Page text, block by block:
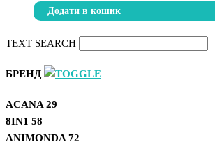
Додати в кошик
TEXT SEARCH
БРЕНД
ACANA 29
8IN1 58
ANIMONDA 72